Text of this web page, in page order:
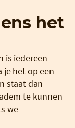
het
is iedereen
je het op een
staat dan
te kunnen
we